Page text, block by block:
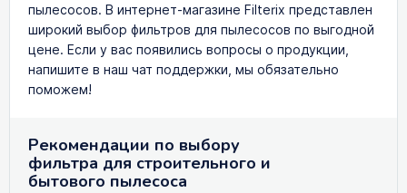
пылесосов. В интернет-магазине Filterix представлен
широкий выбор фильтров для пылесосов по выгодной
цене. Если у вас появились вопросы о продукции,
напишите в наш чат поддержки, мы обязательно
поможем!
Рекомендации по выбору
фильтра для строительного и
бытового пылесоса